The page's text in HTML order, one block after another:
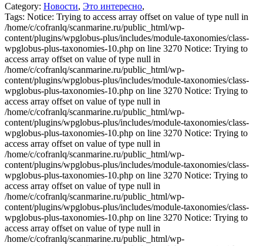
Category: Новости, Это интересно,
Tags: Notice: Trying to access array offset on value of type null in
/home/c/cofranlq/scanmarine.ru/public_html/wp-
content/plugins/wpglobus-plus/includes/module-taxonomies/class-
wpglobus-plus-taxonomies-10.php on line 3270 Notice: Trying to
access array offset on value of type null in
/home/c/cofranlq/scanmarine.ru/public_html/wp-
content/plugins/wpglobus-plus/includes/module-taxonomies/class-
wpglobus-plus-taxonomies-10.php on line 3270 Notice: Trying to
access array offset on value of type null in
/home/c/cofranlq/scanmarine.ru/public_html/wp-
content/plugins/wpglobus-plus/includes/module-taxonomies/class-
wpglobus-plus-taxonomies-10.php on line 3270 Notice: Trying to
access array offset on value of type null in
/home/c/cofranlq/scanmarine.ru/public_html/wp-
content/plugins/wpglobus-plus/includes/module-taxonomies/class-
wpglobus-plus-taxonomies-10.php on line 3270 Notice: Trying to
access array offset on value of type null in
/home/c/cofranlq/scanmarine.ru/public_html/wp-
content/plugins/wpglobus-plus/includes/module-taxonomies/class-
wpglobus-plus-taxonomies-10.php on line 3270 Notice: Trying to
access array offset on value of type null in
/home/c/cofranlq/scanmarine.ru/public_html/wp-